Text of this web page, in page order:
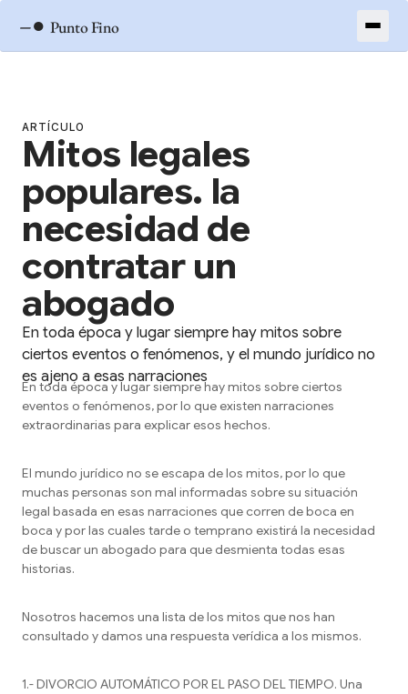
–● Punto Fino
ARTÍCULO
Mitos legales
populares. la
necesidad de
contratar un
abogado
En toda época y lugar siempre hay mitos sobre
ciertos eventos o fenómenos, y el mundo jurídico no
es ajeno a esas narraciones
En toda época y lugar siempre hay mitos sobre ciertos
eventos o fenómenos, por lo que existen narraciones
extraordinarias para explicar esos hechos.
El mundo jurídico no se escapa de los mitos, por lo que
muchas personas son mal informadas sobre su situación
legal basada en esas narraciones que corren de boca en
boca y por las cuales tarde o temprano existirá la necesidad
de buscar un abogado para que desmienta todas esas
historias.
Nosotros hacemos una lista de los mitos que nos han
consultado y damos una respuesta verídica a los mismos.
1.- DIVORCIO AUTOMÁTICO POR EL PASO DEL TIEMPO. Una